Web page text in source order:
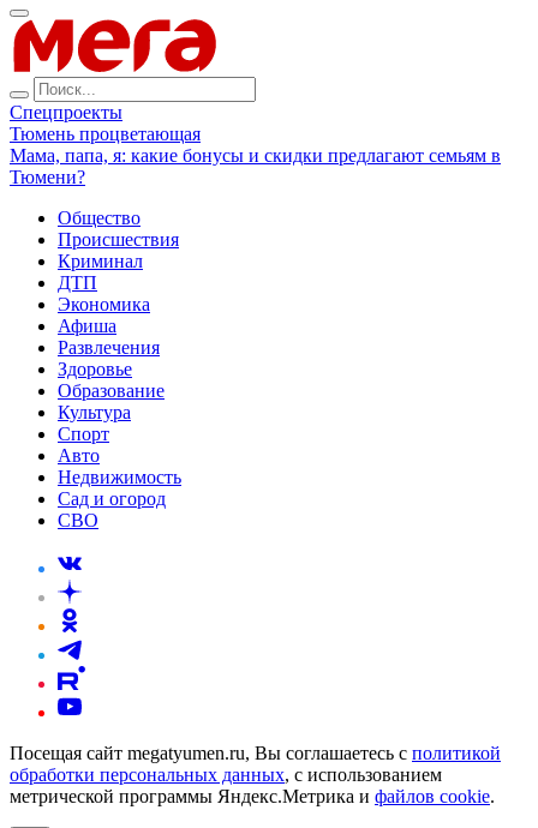
Спецпроекты
Тюмень процветающая
Мама, папа, я: какие бонусы и скидки предлагают семьям в
Тюмени?
Общество
Происшествия
Криминал
ДТП
Экономика
Афиша
Развлечения
Здоровье
Образование
Культура
Спорт
Авто
Недвижимость
Сад и огород
СВО
Посещая сайт megatyumen.ru, Вы соглашаетесь с политикой
обработки персональных данных, с использованием
метрической программы Яндекс.Метрика и файлов cookie.